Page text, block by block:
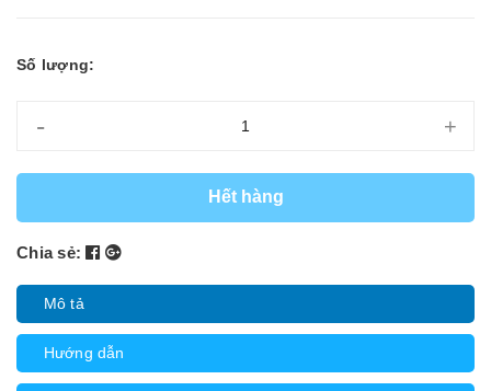
Số lượng:
- +
Hết hàng
Chia sẻ:
Mô tả
Hướng dẫn